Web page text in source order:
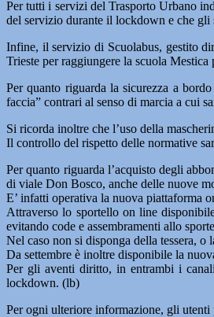
Per tutti i servizi del Trasporto Urbano
del servizio durante il lockdown e che
Infine, il servizio di Scuolabus, gestito
Trieste per raggiungere la scuola
Per quanto riguarda la sicurezza a
faccia” contrari al senso di marcia a cui
Si ricorda inoltre che l’uso della
Il controllo del rispetto delle normative
Per quanto riguarda l’acquisto degli
di viale Don Bosco, anche delle nuove
E’ infatti operativa la nuova piattaforma
Attraverso lo sportello on line
evitando code e assembramenti allo
Nel caso non si disponga della tessera, o
Da settembre è inoltre disponibile la
Per gli aventi diritto, in entrambi i
lockdown. (lb)
Per ogni ulteriore informazione, gli utenti